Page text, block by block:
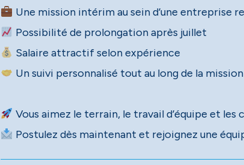
Un suivi personnalisé tout au long de la mission
Postulez dès maintenant et rejoignez une